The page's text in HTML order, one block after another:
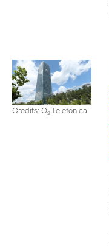
Credits: O2Telefónica